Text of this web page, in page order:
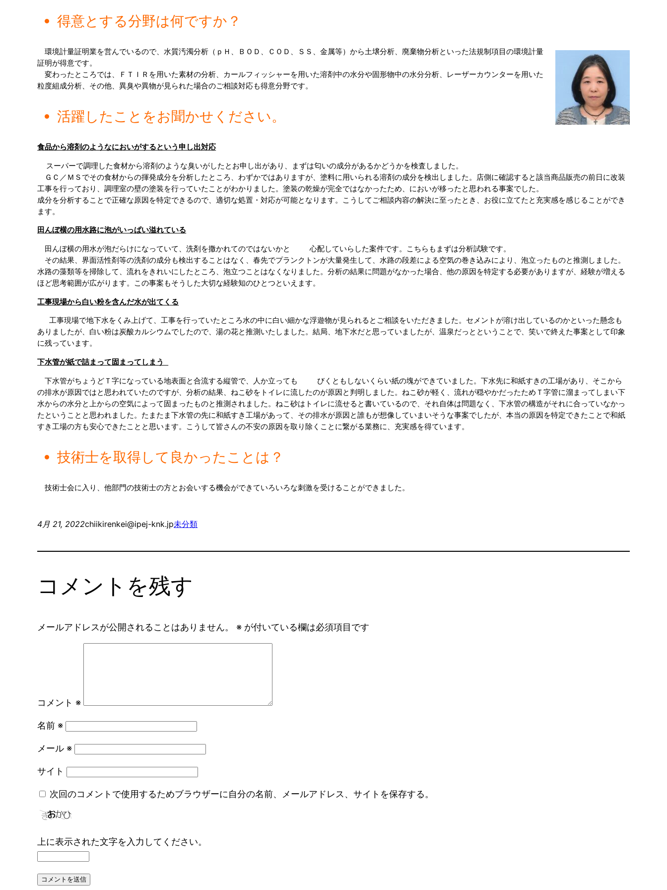
得意とする分野は何ですか？
環境計量証明業を営んでいるので、水質汚濁分析（ｐＨ、ＢＯＤ、ＣＯＤ、ＳＳ、金属等）から土壌分析、廃棄物分析といった法規制項目の環境計量
証明が得意です。
変わったところでは、ＦＴＩＲを用いた素材の分析、カールフィッシャーを用いた溶剤中の水分や固形物中の水分分析、レーザーカウンターを用いた
粒度組成分析、その他、異臭や異物が見られた場合のご相談対応も得意分野です。
活躍したことをお聞かせください。
食品から溶剤のようなにおいがするという申し出対応
ＧＣ／ＭＳでその食材からの揮発成分を分析したところ、わずかではありますが、塗料に用いられる溶剤の成分を検出しました。店側に確認すると該当商品販売の前日に改装
工事を行っており、調理室の壁の塗装を行っていたことがわかりました。塗装の乾燥が完全ではなかったため、においが移ったと思われる事案でした。
成分を分析することで正確な原因を特定できるので、適切な処置・対応が可能となります。こうしてご相談内容の解決に至ったとき、お役に立てたと充実感を感じることができ
ます。
田んぼ横の用水路に泡がいっぱい溢れている
田んぼ横の用水が泡だらけになっていて、洗剤を撒かれてのではないかと 　　心配していらした案件です。こちらもまずは分析試験です。
その結果、界面活性剤等の洗剤の成分も検出することはなく、春先でプランクトンが大量発生して、水路の段差による空気の巻き込みにより、泡立ったものと推測しました。
水路の藻類等を掃除して、流れをきれいにしたところ、泡立つことはなくなりました。分析の結果に問題がなかった場合、他の原因を特定する必要がありますが、経験が増える
ほど思考範囲が広がります。この事案もそうした大切な経験知のひとつといえます。
工事現場から白い粉を含んだ水が出てくる
ありましたが、白い粉は炭酸カルシウムでしたので、湯の花と推測いたしました。結局、地下水だと思っていましたが、温泉だっとということで、笑いで終えた事案として印象
に残っています。
下水管が紙で詰まって固まってしまう
下水管がちょうどＴ字になっている地表面と合流する縦管で、人か立っても 　　びくともしないくらい紙の塊ができていました。下水先に和紙すきの工場があり、そこから
の排水が原因ではと思われていたのですが、分析の結果、ねこ砂をトイレに流したのが原因と判明しました。ねこ砂が軽く、流れが穏やかだったためＴ字管に溜まってしまい下
水からの水分と上からの空気によって固まったものと推測されました。ねこ砂はトイレに流せると書いているので、それ自体は問題なく、下水管の構造がそれに合っていなかっ
たということと思われました。たまたま下水管の先に和紙すき工場があって、その排水が原因と誰もが想像していまいそうな事案でしたが、本当の原因を特定できたことで和紙
すき工場の方も安心できたことと思います。こうして皆さんの不安の原因を取り除くことに繋がる業務に、充実感を得ています。
技術士を取得して良かったことは？
技術士会に入り、他部門の技術士の方とお会いする機会ができていろいろな刺激を受けることができました。
4月 21, 2022chiikirenkei@ipej-knk.jp未分類
コメントを残す
メールアドレスが公開されることはありません。 ※ が付いている欄は必須項目です
コメント ※
名前 ※
メール ※
サイト
次回のコメントで使用するためブラウザーに自分の名前、メールアドレス、サイトを保存する。
上に表示された文字を入力してください。